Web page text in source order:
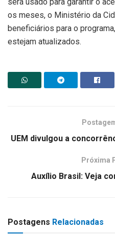
os meses, o Ministério da
beneficiários para o
estejam atualizados.
UEM divulgou a
Próxima
Auxílio Brasil: Veja
Postagens Relacionadas